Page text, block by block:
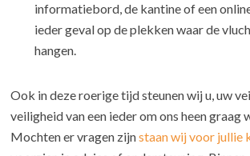
informatiebord, de kantine of een
ieder geval op de plekken waar de
hangen.
Ook in deze roerige tijd steunen wij u, uw
veiligheid van een ieder om ons heen graag
Mochten er vragen zijnstaan wij voor jullie